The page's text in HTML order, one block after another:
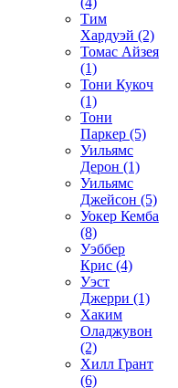
Тим
Хардуэй (2)
Томас Айзея
(1)
Тони Кукоч
(1)
Тони
Паркер (5)
Уильямс
Дерон (1)
Уильямс
Джейсон (5)
Уокер Кемба
(8)
Уэббер
Крис (4)
Уэст
Джерри (1)
Хаким
Оладжувон
(2)
Хилл Грант
(6)